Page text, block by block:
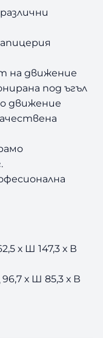
на движение
под ъгъл
движение
х Ш 147,3 х В
х Ш 85,3 х В